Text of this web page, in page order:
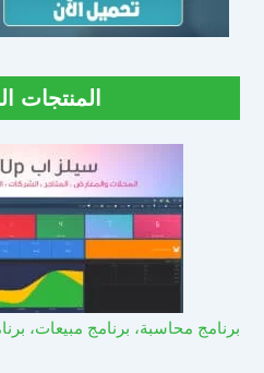
المنتجات
برنامج محاسبة، برنامج مبيعات،